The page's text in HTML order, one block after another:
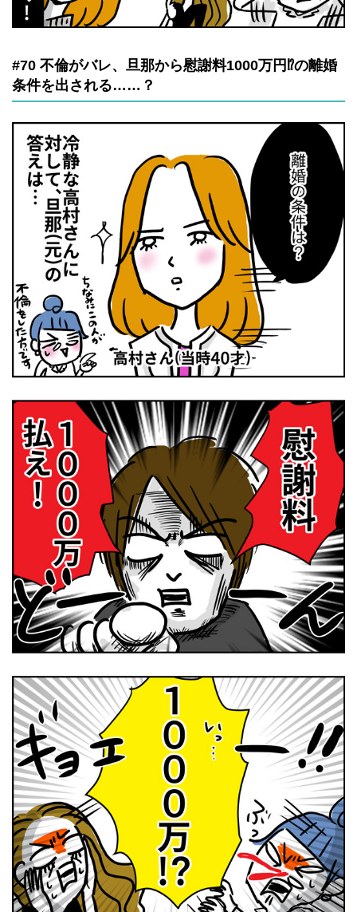
#70 不倫がバレ、旦那から慰謝料1000万円⁉の離婚
条件を出される……？